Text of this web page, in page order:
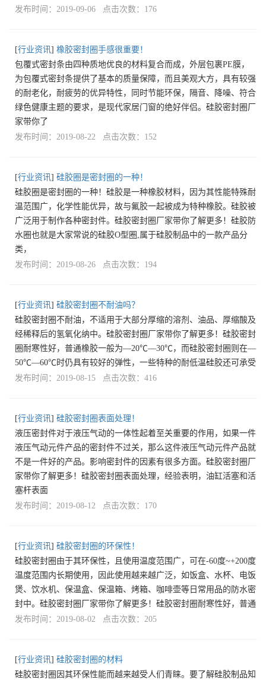
发布时间：2019-09-06 点击次数：176
[行业资讯] 橡胶密封圈手感很重要！
包覆式密封条由四种质地优良的材料复合而成，外层包裹PE膜，
为包覆式密封条提供了基本的质量保障，而且美观大方，具有较强
的耐老化，耐疲劳的优异特性，同时节能环保，隔音、降噪、符合
绿色健康主题的要求，是现代家居门窗的绝好伴侣。硅胶密封圈厂
家带你了
发布时间：2019-08-22 点击次数：152
[行业资讯] 硅胶圈是密封圈的一种！
硅胶圈是密封圈的一种！硅胶是一种橡胶材料，因为其性能特殊耐
温范围广，化学性能优异，故与氟胶一起被成为特种橡胶。硅胶被
广泛用于制作各种密封件。硅胶密封圈厂家带你了解更多！硅胶防
水圈也就是大家常说的硅胶O型圈,属于硅胶制品中的一款产品分
类，
发布时间：2019-08-26 点击次数：194
[行业资讯] 硅胶密封圈不耐油吗？
硅胶密封圈不耐油，不适用于大部分厚缩的溶剂、油品、厚缩酸及
经稀释后的氢氧化纳中。硅胶密封圈厂家带你了解更多！硅胶密封
圈耐寒性好，普通橡胶一般为—20℃—30℃，而硅胶密封圈则在—
50℃—60℃时仍具有较好的弹性，一些特种的耐低温硅胶还可承受
发布时间：2019-08-15 点击次数：416
[行业资讯] 硅胶密封圈表面处理！
液压密封件对于液压气动的一体性起着至关重要的作用，如果一件
液压气动元件产品的密封件不过关，那么这件液压气动元件产品就
不是一件好的产品。影响密封件的因素有很多方面。硅胶密封圈厂
家带你了解更多！硅胶密封圈表面处理，经验表明，油缸活塞和活
塞杆表面
发布时间：2019-08-12 点击次数：170
[行业资讯] 硅胶密封圈的环保性！
硅胶密封圈由于其环保性，且使用温度范围广，可在-60度~+200度
温度范围内长期使用，因此使用越来越广泛，如饭盒、水杯、电饭
煲、饮水机、保温盒、保温箱、烤箱、咖啡壶等日常用品的防水密
封中。硅胶密封圈厂家带你了解更多！硅胶密封圈耐寒性好，普通
发布时间：2019-08-02 点击次数：205
[行业资讯] 硅胶密封圈的材料
硅胶密封圈因其环保性能而越来越受人们青睐。要了解硅胶制品知